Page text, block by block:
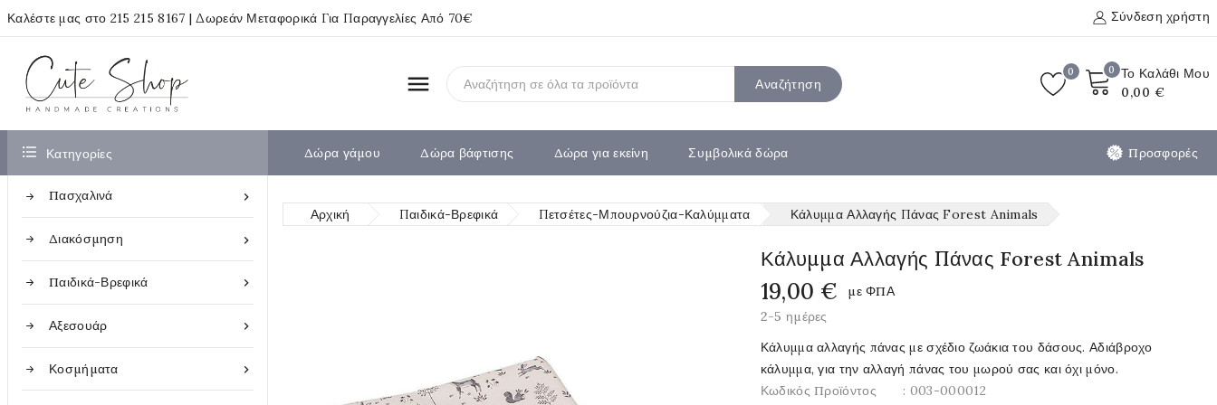
Καλέστε μας στο 215 215 8167 | Δωρεάν Μεταφορικά Για Παραγγελίες Από 70€ Σύνδεση χρήστη

0 Το Καλάθι Μου
0,00 €
Αναζήτηση
0
 Κατηγορίες

Πασχαλινά

Διακόσμηση

Παιδικά-Βρεφικά

Αξεσουάρ

Κοσμήματα
Δώρα γάμου Δώρα βάφτισης Δώρα για εκείνη Συμβολικά δώρα Προσφορές
Αρχική Παιδικά-Βρεφικά Πετσέτες-Μπουρνούζια-Καλύμματα Κάλυμμα Αλλαγής Πάνας Forest Animals
Κάλυμμα Αλλαγής Πάνας Forest Animals
19,00 €
με ΦΠΑ
2-5 ημέρες
Κάλυμμα αλλαγής πάνας με σχέδιο ζωάκια του δάσους. Αδιάβροχο
κάλυμμα, για την αλλαγή πάνας του μωρού σας και όχι μόνο.
Κωδικός Προϊόντος
: 003-000012